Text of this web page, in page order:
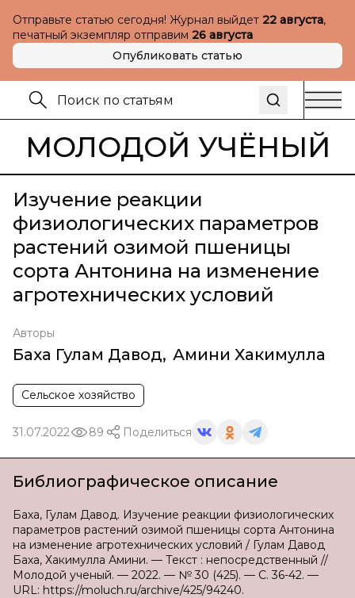
Отправьте статью сегодня! Журнал выйдет 22 августа,
печатный экземпляр отправим 26 августа
Опубликовать статью
МОЛОДОЙ УЧЁНЫЙ
Изучение реакции
физиологических параметров
растений озимой пшеницы
сорта Антонина на изменение
агротехнических условий
Авторы
Баха Гулам Давод, Амини Хакимулла
Сельское хозяйство
31.07.2022 89 Поделиться
Библиографическое описание
Баха, Гулам Давод. Изучение реакции физиологических
параметров растений озимой пшеницы сорта Антонина
на изменение агротехнических условий / Гулам Давод
Баха, Хакимулла Амини. — Текст : непосредственный //
Молодой ученый. — 2022. — № 30 (425). — С. 36-42. —
URL: https://moluch.ru/archive/425/94240.